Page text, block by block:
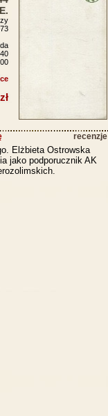
recenzje
Elżbieta Ostrowska
jako podporucznik AK